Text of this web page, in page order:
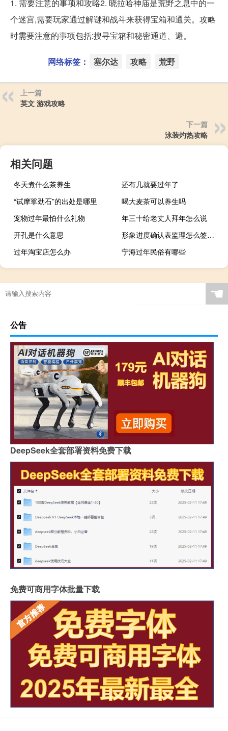
1. 需要注意的事项和攻略2. 晓拉哈神庙是荒野之息中的一
个迷宫,需要玩家通过解谜和战斗来获得宝箱和通关。攻略
时需要注意的事项包括:搜寻宝箱和秘密通道、避。
网络标签： 塞尔达 攻略 荒野
上一篇
英文 游戏攻略
下一篇
泳装灼热攻略
相关问题
冬天煮什么茶养生
还有几就要过年了
“试摩挲劲石”的出处是哪里
喝大麦茶可以养生吗
宠物过年最怕什么礼物
年三十给老丈人拜年怎么说
开孔是什么意思
形象进度确认表监理怎么签（形象进度怎么填）
过年淘宝店怎么办
宁海过年民俗有哪些
☚
公告
DeepSeek全套部署资料免费下载
免费可商用字体批量下载